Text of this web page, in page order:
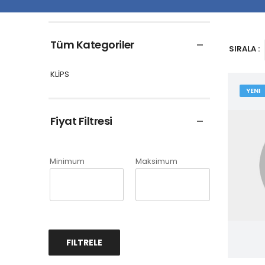
Tüm Kategoriler
KLİPS
Fiyat Filtresi
Minimum Maksimum
FILTRELE
SIRALA :
YENI